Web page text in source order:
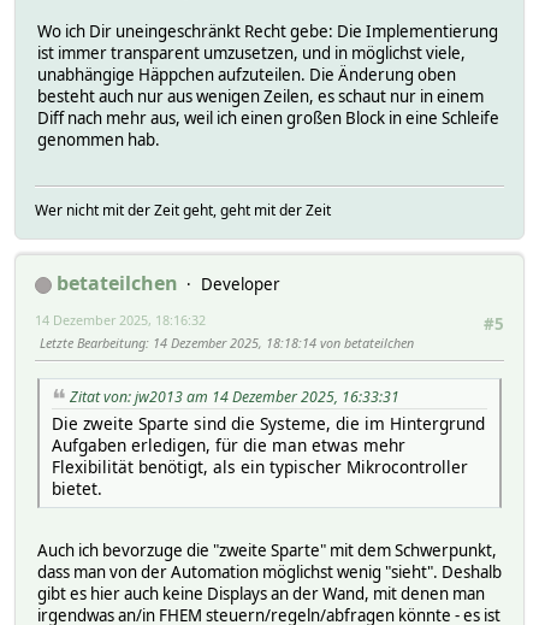
Wo ich Dir uneingeschränkt Recht gebe: Die Implementierung
ist immer transparent umzusetzen, und in möglichst viele,
unabhängige Häppchen aufzuteilen. Die Änderung oben
besteht auch nur aus wenigen Zeilen, es schaut nur in einem
Diff nach mehr aus, weil ich einen großen Block in eine Schleife
genommen hab.
Wer nicht mit der Zeit geht, geht mit der Zeit
betateilchen
Developer
#5
14 Dezember 2025, 18:16:32
Letzte Bearbeitung: 14 Dezember 2025, 18:18:14 von betateilchen
Zitat von: jw2013 am 14 Dezember 2025, 16:33:31
Die zweite Sparte sind die Systeme, die im Hintergrund
Aufgaben erledigen, für die man etwas mehr
Flexibilität benötigt, als ein typischer Mikrocontroller
bietet.
Auch ich bevorzuge die "zweite Sparte" mit dem Schwerpunkt,
dass man von der Automation möglichst wenig "sieht". Deshalb
gibt es hier auch keine Displays an der Wand, mit denen man
irgendwas an/in FHEM steuern/regeln/abfragen könnte - es ist